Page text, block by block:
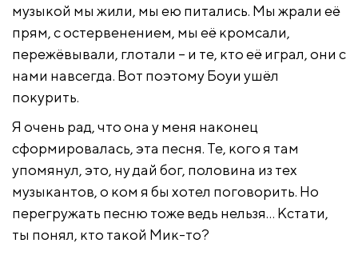
музыкой мы жили, мы ею питались. Мы жрали её
прям, с остервенением, мы её кромсали,
пережёвывали, глотали – и те, кто её играл, они с
нами навсегда. Вот поэтому Боуи ушёл
покурить.
Я очень рад, что она у меня наконец
сформировалась, эта песня. Те, кого я там
упомянул, это, ну дай бог, половина из тех
музыкантов, о ком я бы хотел поговорить. Но
перегружать песню тоже ведь нельзя… Кстати,
ты понял, кто такой Мик-то?